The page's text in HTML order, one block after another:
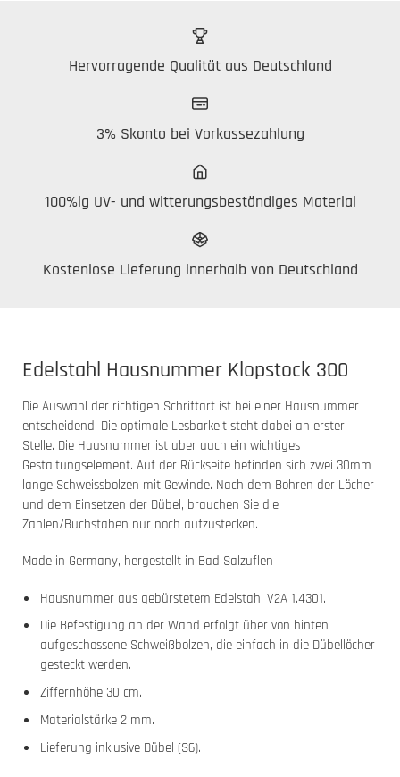
Hervorragende Qualität aus Deutschland
3% Skonto bei Vorkassezahlung
100%ig UV- und witterungsbeständiges Material
Kostenlose Lieferung innerhalb von Deutschland
Edelstahl Hausnummer Klopstock 300
Die Auswahl der richtigen Schriftart ist bei einer Hausnummer
entscheidend. Die optimale Lesbarkeit steht dabei an erster
Stelle. Die Hausnummer ist aber auch ein wichtiges
Gestaltungselement. Auf der Rückseite befinden sich zwei 30mm
lange Schweissbolzen mit Gewinde. Nach dem Bohren der Löcher
und dem Einsetzen der Dübel, brauchen Sie die
Zahlen/Buchstaben nur noch aufzustecken.
Made in Germany, hergestellt in Bad Salzuflen
Hausnummer aus gebürstetem Edelstahl V2A 1.4301.
Die Befestigung an der Wand erfolgt über von hinten
aufgeschossene Schweißbolzen, die einfach in die Dübellöcher
gesteckt werden.
Ziffernhöhe 30 cm.
Materialstärke 2 mm.
Lieferung inklusive Dübel (S6).